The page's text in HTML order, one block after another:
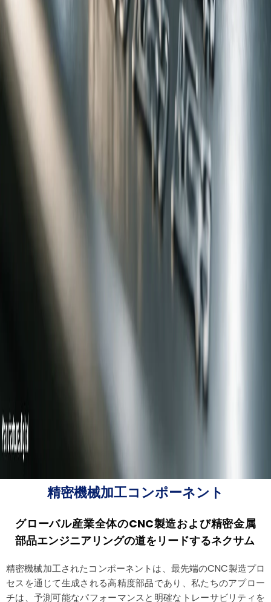
精密機械加工コンポーネント
グローバル産業全体のCNC製造および精密金属
部品エンジニアリングの道をリードするネクサム
精密機械加工されたコンポーネントは、最先端のCNC製造プロ
セスを通じて生成される高精度部品であり、私たちのアプロー
チは、予測可能なパフォーマンスと明確なトレーサビリティを